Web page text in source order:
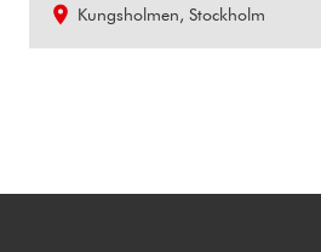
Kungsholmen, Stockholm